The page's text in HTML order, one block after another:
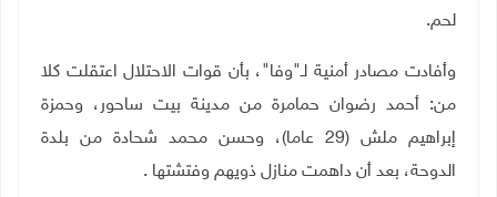
لحم.
وأفادت مصادر أمنية لـ"وفا"، بأن قوات الاحتلال اعتقلت كلا
من: أحمد رضوان حمامرة من مدينة بيت ساحور، وحمزة
إبراهيم ملش (29 عاما)، وحسن محمد شحادة من بلدة
الدوحة، بعد أن داهمت منازل ذويهم وفتشتها .